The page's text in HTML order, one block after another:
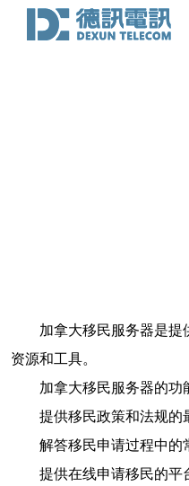
加拿大移民服务器是
资源和工具。
加拿大移民服务器的功
提供移民政策和法规的
解答移民申请过程中的
提供在线申请移民的平